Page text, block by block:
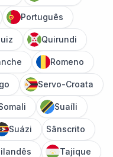
Português
Quirundi
Romeno
Servo-Croata
Suaíli
Suázi Sânscrito
Tajique